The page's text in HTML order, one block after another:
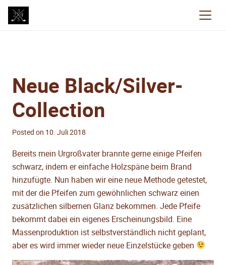
Neue Black/Silver-
Collection
Posted on 10. Juli 2018
Bereits mein Urgroßvater brannte gerne einige Pfeifen
schwarz, indem er einfache Holzspäne beim Brand
hinzufügte. Nun haben wir eine neue Methode getestet,
mit der die Pfeifen zum gewöhnlichen schwarz einen
zusätzlichen silbernen Glanz bekommen. Jede Pfeife
bekommt dabei ein eigenes Erscheinungsbild. Eine
Massenproduktion ist selbstverständlich nicht geplant,
aber es wird immer wieder neue Einzelstücke geben